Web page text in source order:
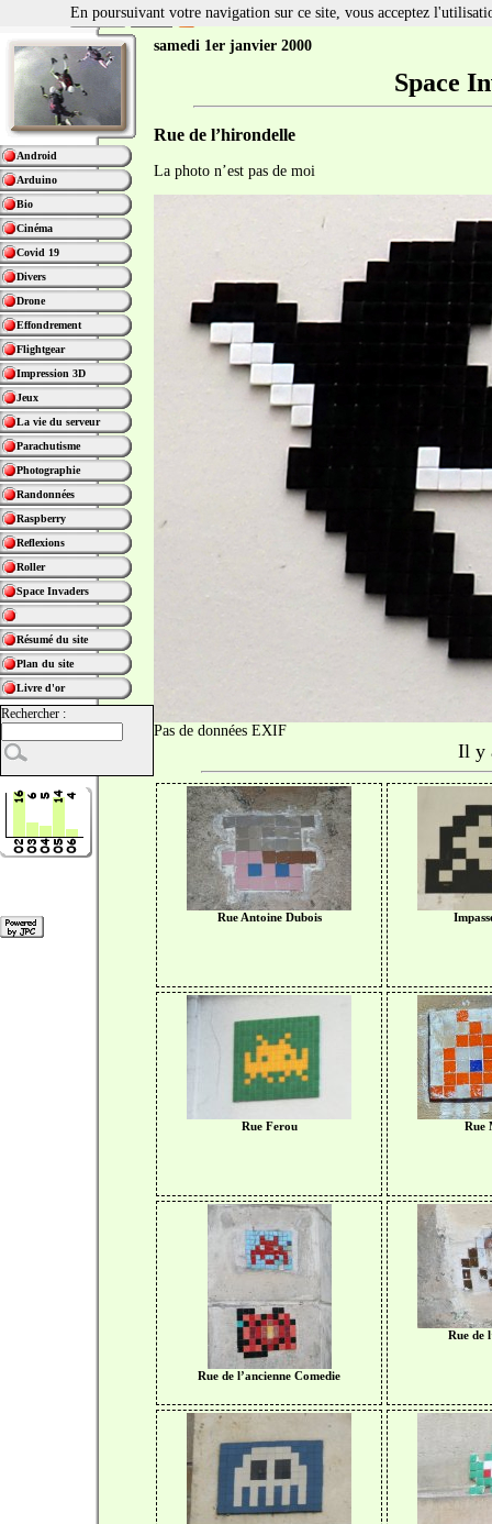
Android
Arduino
Bio
Cinéma
Covid 19
Divers
Drone
Effondrement
Flightgear
Impression 3D
Jeux
La vie du serveur
Parachutisme
Photographie
Randonnées
Raspberry
Reflexions
Roller
Space Invaders
Résumé du site
Plan du site
Livre d'or
Rechercher :
samedi 1er janvier 2000
Space
Rue de l’hirondelle
La photo n’est pas de moi
Pas de données EXIF
Il y
Rue Antoine Dubois
Rue Ferou Rue
Rue de l’ancienne Comedie
Rue de
En poursuivant votre navigation sur ce site, vous acceptez